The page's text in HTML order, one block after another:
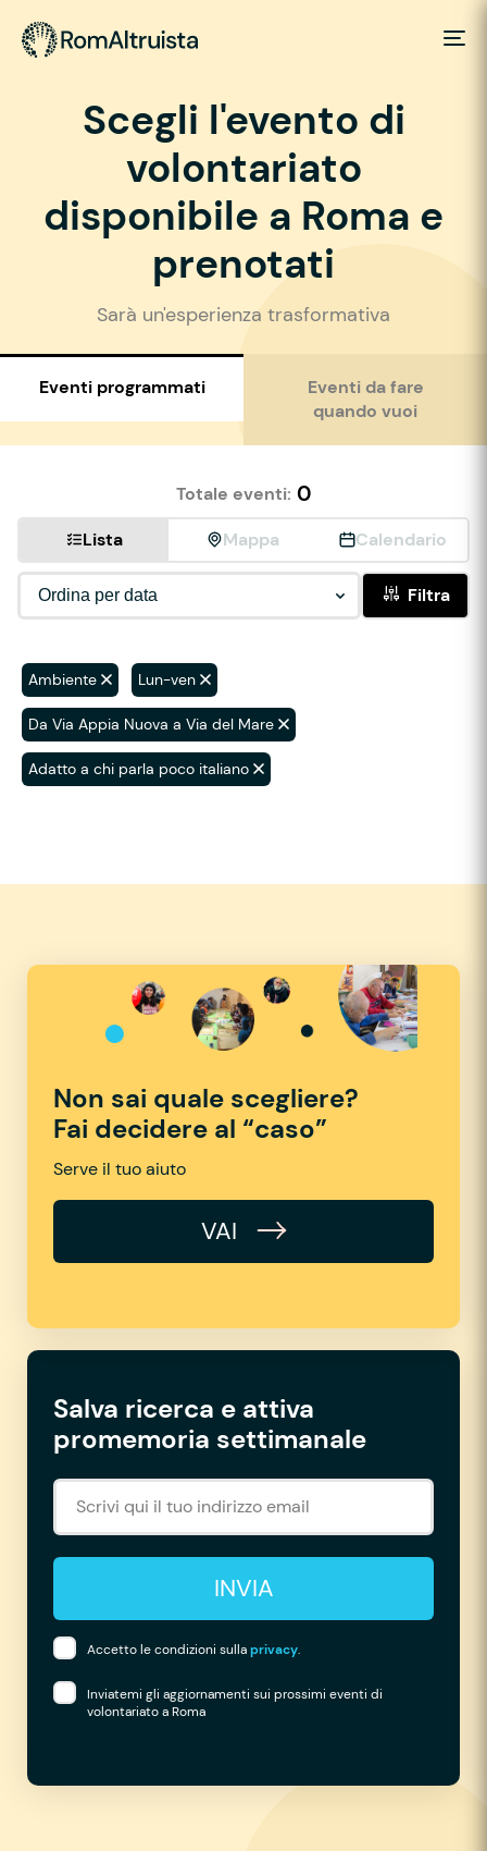
Scegli l'evento di
volontariato
disponibile a Roma e
prenotati
Sarà un'esperienza trasformativa
Eventi programmati
Eventi da fare
quando vuoi
Totale eventi: 0
Lista Mappa Calendario
Filtra
Ambiente Lun-ven
Da Via Appia Nuova a Via del Mare
Adatto a chi parla poco italiano
Non sai quale scegliere?
Fai decidere al “caso”
Serve il tuo aiuto
VAI
Salva ricerca e attiva
promemoria settimanale
INVIA
Accetto le condizioni sullaprivacy.
Inviatemi gli aggiornamenti sui prossimi eventi di
volontariato a Roma